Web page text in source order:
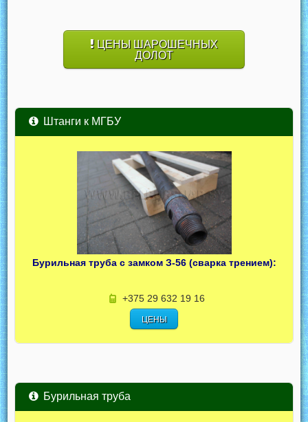
ЦЕНЫ ШАРОШЕЧНЫХ
ДОЛОТ
Штанги к МГБУ
Бурильная труба с замком З-56 (сварка трением):
+375 29 632 19 16
ЦЕНЫ
Бурильная труба